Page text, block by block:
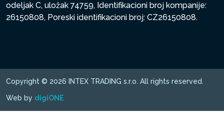
odeljak C, uložak 74759, Identifikacioni broj kompanije:
26150808, Poreski identifikacioni broj: CZ26150808.
Copyright © 2026 INTEX TRADING s.r.o. All rights reserved.
Web by digiONE